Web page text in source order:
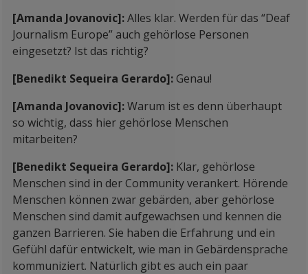
[Amanda Jovanovic]:Alles klar. Werden für das “Deaf
Journalism Europe” auch gehörlose Personen
eingesetzt? Ist das richtig?
[Benedikt Sequeira Gerardo]: Genau!
[Amanda Jovanovic]:Warum ist es denn überhaupt
so wichtig, dass hier gehörlose Menschen
mitarbeiten?
[Benedikt Sequeira Gerardo]: Klar, gehörlose
Menschen sind in der Community verankert. Hörende
Menschen können zwar gebärden, aber gehörlose
Menschen sind damit aufgewachsen und kennen die
ganzen Barrieren. Sie haben die Erfahrung und ein
Gefühl dafür entwickelt, wie man in Gebärdensprache
kommuniziert. Natürlich gibt es auch ein paar